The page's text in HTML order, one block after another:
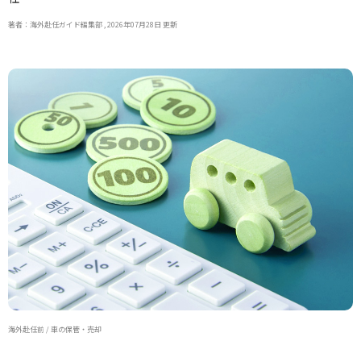
著者：海外赴任ガイド編集部 , 2026年07月28日 更新
海外赴任前 / 車の保管・売却